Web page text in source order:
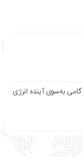
گامی به‌سوی آینده انرژی